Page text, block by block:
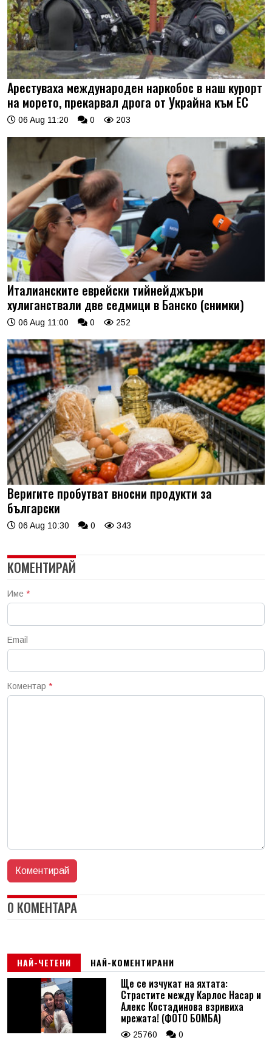
Арестуваха международен наркобос в наш курорт
на морето, прекарвал дрога от Украйна към ЕС
06 Aug 11:20 0 203
Италианските еврейски тийнейджъри
хулиганствали две седмици в Банско (снимки)
06 Aug 11:00 0 252
Веригите пробутват вносни продукти за
български
06 Aug 10:30 0 343
КОМЕНТИРАЙ
Име *
Email
Коментар *
0 КОМЕНТАРА
НАЙ-ЧЕТЕНИ НАЙ-КОМЕНТИРАНИ
Ще се изчукат на яхтата:
Страстите между Карлос Насар и
Алекс Костадинова взривиха
мрежата! (ФОТО БОМБА)
25760 0